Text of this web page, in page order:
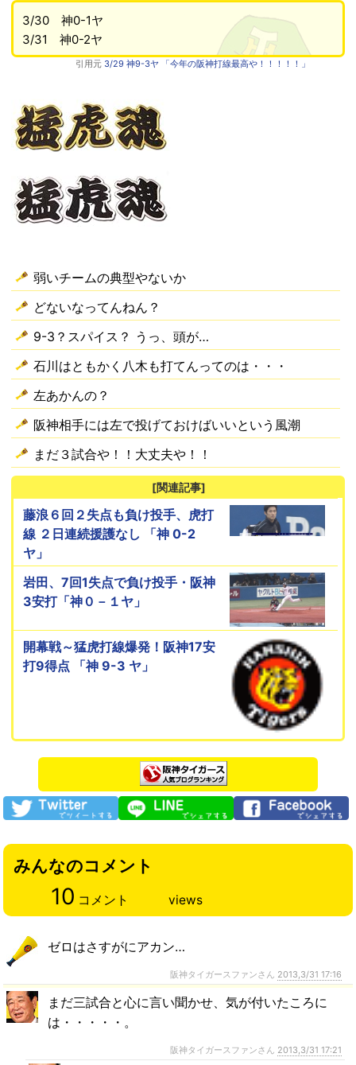
3/30 神0-1ヤ
3/31 神0-2ヤ
引用元 3/29 神9-3ヤ 「今年の阪神打線最高や！！！！！」
弱いチームの典型やないか
どないなってんねん？
9-3？スパイス？ うっ、頭が…
石川はともかく八木も打てんってのは・・・
左あかんの？
阪神相手には左で投げておけばいいという風潮
まだ３試合や！！大丈夫や！！
[関連記事]
藤浪６回２失点も負け投手、虎打
線 ２日連続援護なし 「神 0-2
ヤ」
岩田、7回1失点で負け投手・阪神
3安打「神０－１ヤ」
開幕戦～猛虎打線爆発！阪神17安
打9得点 「神 9-3 ヤ」
みんなのコメント
10 コメント views
ゼロはさすがにアカン…
阪神タイガースファンさん 2013,3/31 17:16
まだ三試合と心に言い聞かせ、気が付いたころに
は・・・・・。
阪神タイガースファンさん 2013,3/31 17:21